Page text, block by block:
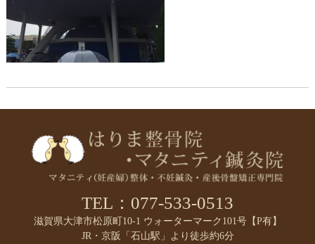
TEL：077-533-0513
滋賀県大津市松原町10-1 ウォーターマーク101号【P有】
JR・京阪「石山駅」より徒歩約6分